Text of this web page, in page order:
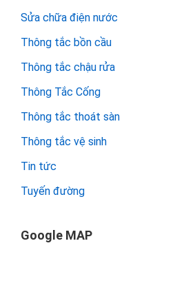
Sửa chữa điện nước
Thông tắc bồn cầu
Thông tắc chậu rửa
Thông Tắc Cống
Thông tắc thoát sàn
Thông tắc vệ sinh
Tin tức
Tuyến đường
Google MAP